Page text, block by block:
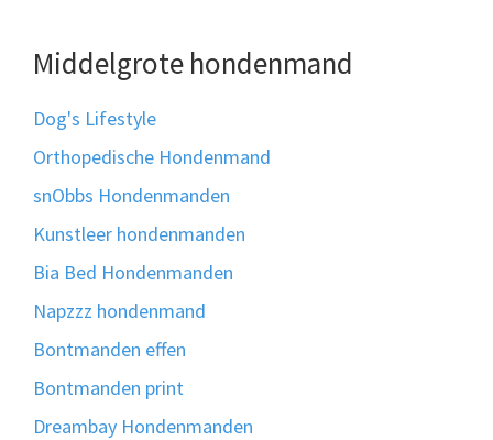
Middelgrote hondenmand
Dog's Lifestyle
Orthopedische Hondenmand
snObbs Hondenmanden
Kunstleer hondenmanden
Bia Bed Hondenmanden
Napzzz hondenmand
Bontmanden effen
Bontmanden print
Dreambay Hondenmanden